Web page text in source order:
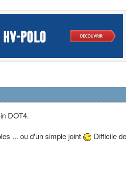
DOT4.
... ou d'un simple joint
Difficile